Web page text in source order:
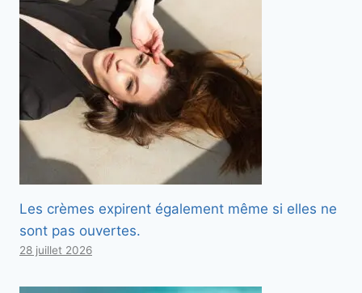
Les crèmes expirent également même si elles ne
sont pas ouvertes.
28 juillet 2026